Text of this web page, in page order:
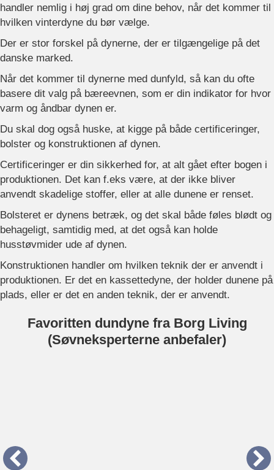
handler nemlig i høj grad om dine behov, når det kommer til
hvilken vinterdyne du bør vælge.
Der er stor forskel på dynerne, der er tilgængelige på det
danske marked.
Når det kommer til dynerne med dunfyld, så kan du ofte
basere dit valg på bæreevnen, som er din indikator for hvor
varm og åndbar dynen er.
Du skal dog også huske, at kigge på både certificeringer,
bolster og konstruktionen af dynen.
Certificeringer er din sikkerhed for, at alt gået efter bogen i
produktionen. Det kan f.eks være, at der ikke bliver
anvendt skadelige stoffer, eller at alle dunene er renset.
Bolsteret er dynens betræk, og det skal både føles blødt og
behageligt, samtidig med, at det også kan holde
husstøvmider ude af dynen.
Konstruktionen handler om hvilken teknik der er anvendt i
produktionen. Er det en kassettedyne, der holder dunene på
plads, eller er det en anden teknik, der er anvendt.
Favoritten dundyne fra Borg Living
(Søvneksperterne anbefaler)